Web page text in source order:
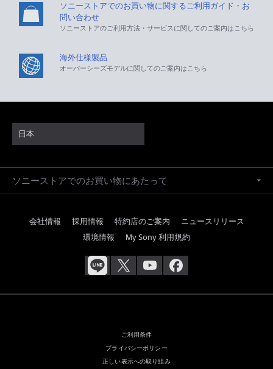
ソニーストアでのお買い物に関するご利用ガイド・お
問い合わせ
ソニーストアのご利用方法・サービスに関してのご案内はこちら
海外仕様製品
オーバーシーズモデルに関してのご案内はこちら
日本
ソニーストアでのお買い物にあたって
会社情報 採用情報 特約店のご案内
ニュースリリース
環境情報
My Sony 利用規約
ご利用条件
プライバシーポリシー
正しい表示への取り組み